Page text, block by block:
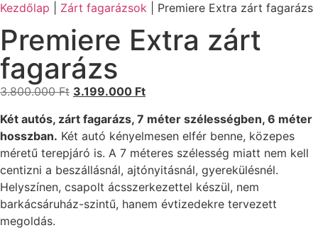
Kezdőlap Zárt fagarázsok Premiere Extra zárt fagarázs
Premiere Extra zárt
fagarázs
3.800.000Ft 3.199.000 Ft
Két autós, zárt fagarázs, 7 méter szélességben, 6 méter
hosszban. Két autó kényelmesen elfér benne, közepes
méretű terepjáró is. A 7 méteres szélesség miatt nem kell
centizni a beszállásnál, ajtónyitásnál, gyerekülésnél.
Helyszínen, csapolt ácsszerkezettel készül, nem
barkácsáruház-szintű, hanem évtizedekre tervezett
megoldás.